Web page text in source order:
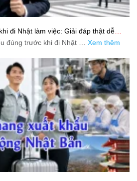
đi Nhật làm việc: Giải đáp thật dễ
đúng trước khi đi Nhật … Xem thêm